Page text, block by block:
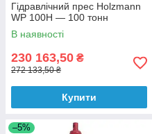
Гідравлічний прес Holzmann
WP 100H — 100 тонн
В наявності
230 163,50 ₴
272 133,50 ₴
Купити
–5%